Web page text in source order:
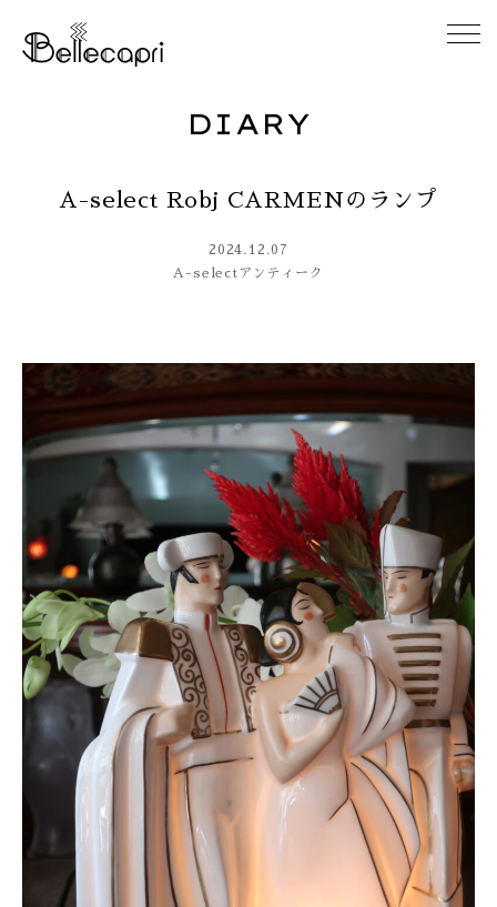
ABOUT
ACCESS
CONTACT
ONLINE SHOP
DIARY
A-select Robj CARMENのランプ
2024.12.07
A-select アンティーク